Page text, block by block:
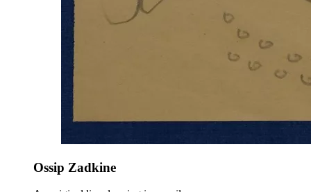
Ossip Zadkine